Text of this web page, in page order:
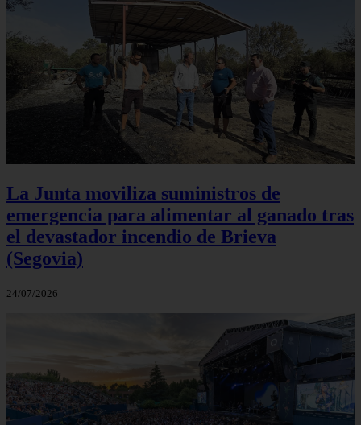
La Junta moviliza suministros de
emergencia para alimentar al ganado tras
el devastador incendio de Brieva
(Segovia)
24/07/2026